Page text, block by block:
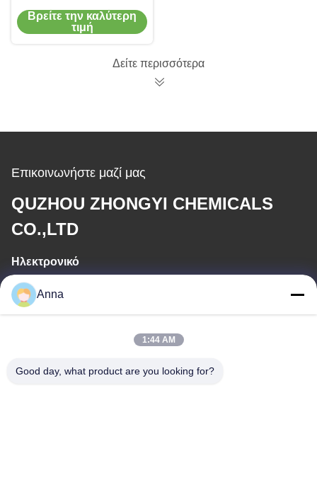
Βρείτε την καλύτερη
τιμή
Δείτε περισσότερα
Επικοινωνήστε μαζί μας
QUZHOU ZHONGYI CHEMICALS
CO.,LTD
Ηλεκτρονικό
wfmbeide@163.com
Η διεύθυνσή μας
Anna
1:44 AM
Good day, what product are you looking for?